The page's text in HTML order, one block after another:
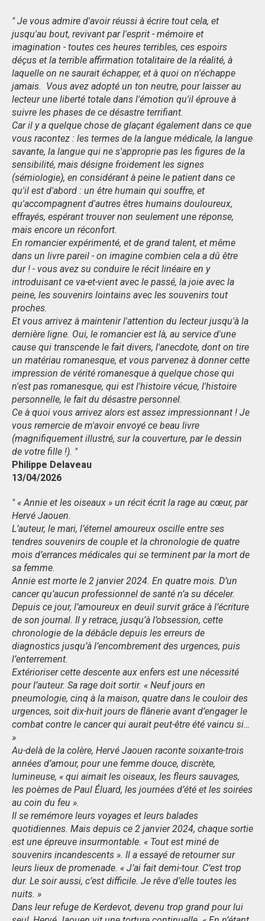
" Je vous admire d'avoir réussi à écrire tout cela, et
jusqu'au bout, revivant par l'esprit - mémoire et
imagination - toutes ces heures terribles, ces espoirs
déçus et la terrible affirmation totalitaire de la réalité, à
laquelle on ne saurait échapper, et à quoi on n'échappe
jamais. Vous avez adopté un ton neutre, pour laisser au
lecteur une liberté totale dans l'émotion qu'il éprouve à
suivre les phases de ce désastre terrifiant.
Car il y a quelque chose de glaçant également dans ce que
vous racontez : les termes de la langue médicale, la langue
savante, la langue qui ne s'approprie pas les figures de la
sensibilité, mais désigne froidement les signes
(sémiologie), en considérant à peine le patient dans ce
qu'il est d'abord : un être humain qui souffre, et
qu'accompagnent d'autres êtres humains douloureux,
effrayés, espérant trouver non seulement une réponse,
mais encore un réconfort.
En romancier expérimenté, et de grand talent, et même
dans un livre pareil - on imagine combien cela a dû être
dur ! - vous avez su conduire le récit linéaire en y
introduisant ce va-et-vient avec le passé, la joie avec la
peine, les souvenirs lointains avec les souvenirs tout
proches.
Et vous arrivez à maintenir l'attention du lecteur jusqu'à la
dernière ligne. Oui, le romancier est là, au service d'une
cause qui transcende le fait divers, l'anecdote, dont on tire
un matériau romanesque, et vous parvenez à donner cette
impression de vérité romanesque à quelque chose qui
n'est pas romanesque, qui est l'histoire vécue, l'histoire
personnelle, le fait du désastre personnel.
Ce à quoi vous arrivez alors est assez impressionnant ! Je
vous remercie de m'avoir envoyé ce beau livre
(magnifiquement illustré, sur la couverture, par le dessin
de votre fille !). "
Philippe Delaveau
13/04/2026
" « Annie et les oiseaux » un récit écrit la rage au cœur, par
Hervé Jaouen.
L’auteur, le mari, l’éternel amoureux oscille entre ses
tendres souvenirs de couple et la chronologie de quatre
mois d’errances médicales qui se terminent par la mort de
sa femme.
Annie est morte le 2 janvier 2024. En quatre mois. D’un
cancer qu’aucun professionnel de santé n’a su déceler.
Depuis ce jour, l’amoureux en deuil survit grâce à l’écriture
de son journal. Il y retrace, jusqu’à l’obsession, cette
chronologie de la débâcle depuis les erreurs de
diagnostics jusqu’à l’encombrement des urgences, puis
l’enterrement.
Extérioriser cette descente aux enfers est une nécessité
pour l’auteur. Sa rage doit sortir. « Neuf jours en
pneumologie, cinq à la maison, quatre dans le couloir des
urgences, soit dix-huit jours de flânerie avant d’engager le
combat contre le cancer qui aurait peut-être été vaincu si…
»
Au-delà de la colère, Hervé Jaouen raconte soixante-trois
années d’amour, pour une femme douce, discrète,
lumineuse, « qui aimait les oiseaux, les fleurs sauvages,
les poèmes de Paul Éluard, les journées d’été et les soirées
au coin du feu ».
Il se remémore leurs voyages et leurs balades
quotidiennes. Mais depuis ce 2 janvier 2024, chaque sortie
est une épreuve insurmontable. « Tout est miné de
souvenirs incandescents ». Il a essayé de retourner sur
leurs lieux de promenade. « J’ai fait demi-tour. C’est trop
dur. Le soir aussi, c’est difficile. Je rêve d’elle toutes les
nuits. »
Dans leur refuge de Kerdevot, devenu trop grand pour lui